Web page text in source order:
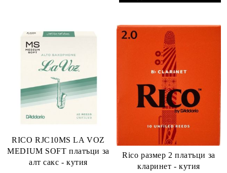
RICO RJC10MS LA VOZ
MEDIUM SOFT платъци за
алт сакс - кутия
Rico размер 2 платъци за
кларинет - кутия